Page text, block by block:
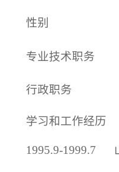
性别
专业技术职务
行政职务
学习和工作经历
1995.9-1999.7